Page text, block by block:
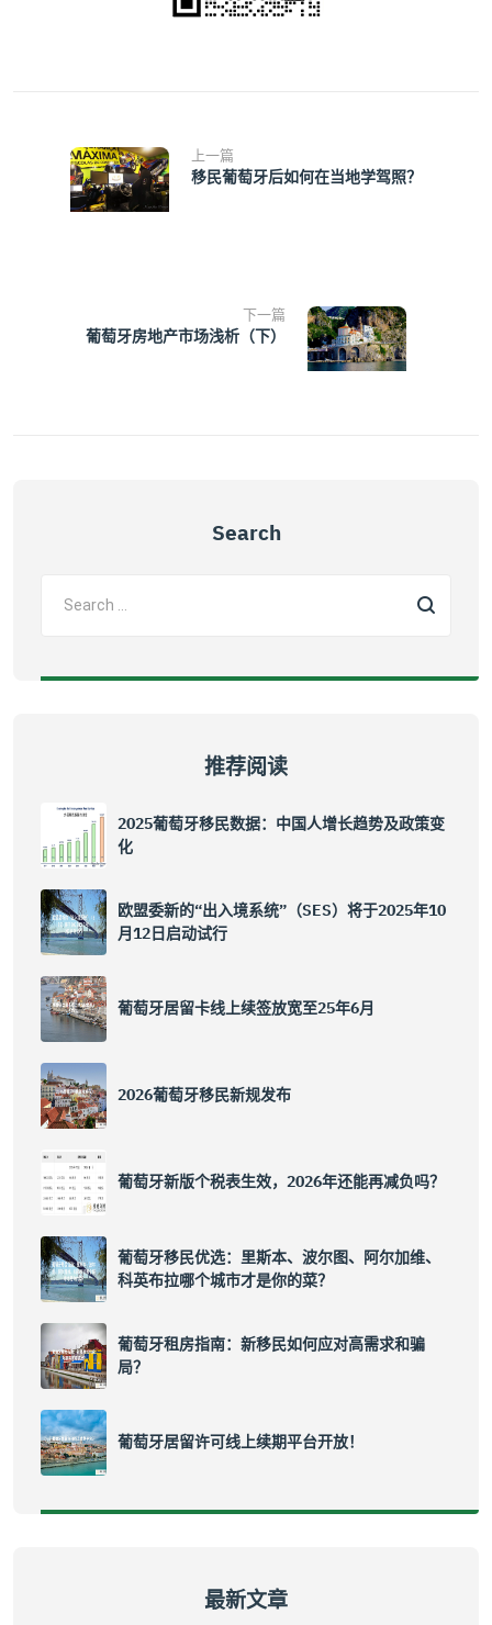
上一篇
移民葡萄牙后如何在当地学驾照？
下一篇
葡萄牙房地产市场浅析（下）
Search
推荐阅读
2025葡萄牙移民数据：中国人增长趋势及政策变
化
欧盟委新的“出入境系统”（SES）将于2025年10
月12日启动试行
葡萄牙居留卡线上续签放宽至25年6月
2026葡萄牙移民新规发布
葡萄牙新版个税表生效，2026年还能再减负吗？
葡萄牙移民优选：里斯本、波尔图、阿尔加维、
科英布拉哪个城市才是你的菜？
葡萄牙租房指南：新移民如何应对高需求和骗
局？
葡萄牙居留许可线上续期平台开放！
最新文章